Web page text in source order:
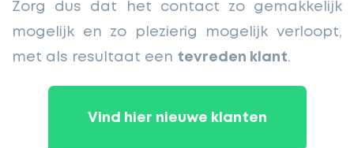
Zorg dus dat het contact zo gemakkelijk
mogelijk en zo plezierig mogelijk verloopt,
met als resultaat een tevreden klant.
Vind hier nieuwe klanten